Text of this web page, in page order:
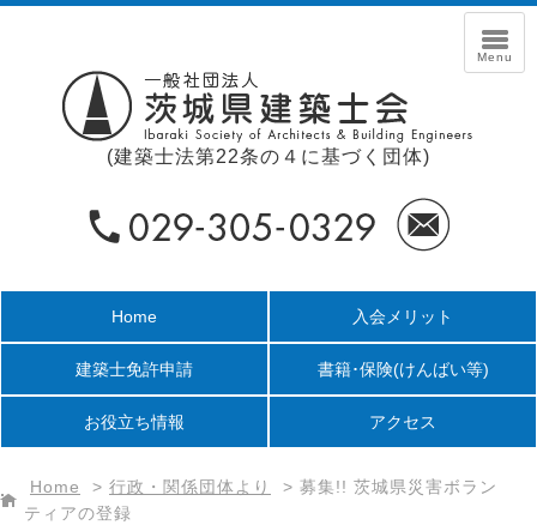
(建築士法第22条の４に基づく団体)
Home 入会メリット
建築士免許申請 書籍･保険(けんばい等)
お役立ち情報 アクセス
Home > 行政・関係団体より > 募集!! 茨城県災害ボラン
ティアの登録